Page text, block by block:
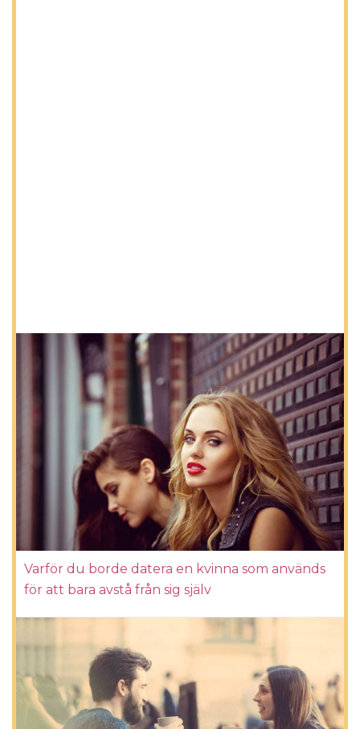
Varför du borde datera en kvinna som används
för att bara avstå från sig själv